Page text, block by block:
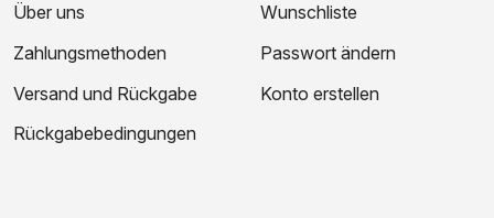
Über uns
Zahlungsmethoden
Versand und Rückgabe
Rückgabebedingungen
Wunschliste
Passwort ändern
Konto erstellen